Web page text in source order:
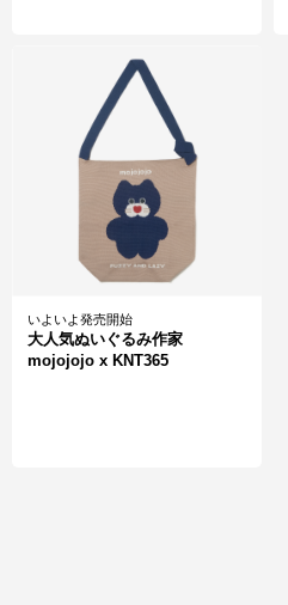
いよいよ発売開始
大人気ぬいぐるみ作家
mojojojo x KNT365